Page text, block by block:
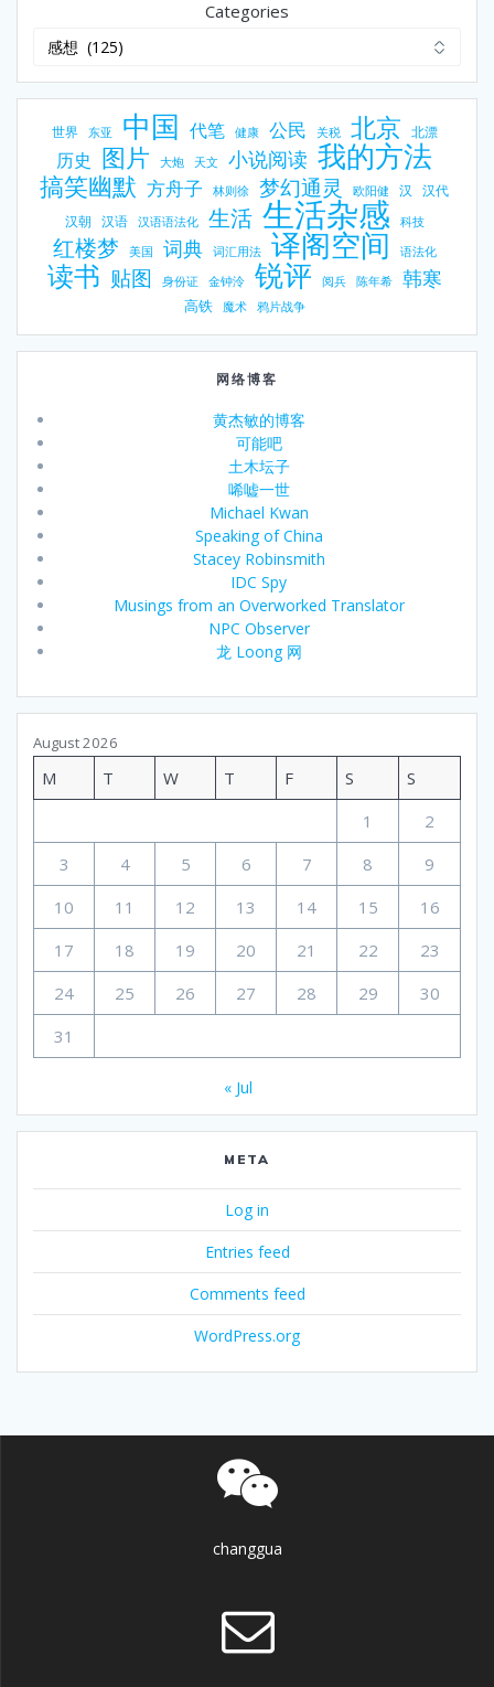
Categories
世界 东亚 中国 代笔 健康 公民 关税 北京 北漂
历史 图片 大炮 天文 小说阅读 我的方法
搞笑幽默 方舟子 林则徐 梦幻通灵 欧阳健 汉 汉代
汉朝 汉语 汉语语法化 生活 生活杂感 科技
红楼梦 美国 词典 词汇用法 译阁空间 语法化
读书 贴图 身份证 金钟泠 锐评 阅兵 陈年希 韩寒
高铁 魔术 鸦片战争
网络博客
黄杰敏的博客
可能吧
土木坛子
唏嘘一世
Michael Kwan
Speaking of China
Stacey Robinsmith
IDC Spy
Musings from an Overworked Translator
NPC Observer
龙 Loong 网
August 2026
M T W T F S
S
1
2
3
4 5 6 7 8
9
10
11 12 13 14 15
16
17
18 19 20 21 22
23
24
25 26 27 28 29
30
31
« Jul
META
Log in
Entries feed
Comments feed
WordPress.org
changgua